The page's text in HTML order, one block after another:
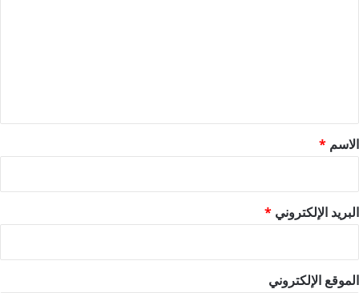
*
الاسم *
البريد الإلكتروني *
الموقع الإلكتروني